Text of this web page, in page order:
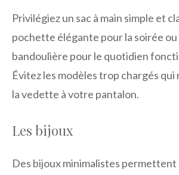
Privilégiez un sac à main simple et
pochette élégante pour la soirée ou
bandoulière pour le quotidien
Évitez les modèles trop chargés
la vedette à votre pantalon.
Les bijoux
Des bijoux minimalistes permettent